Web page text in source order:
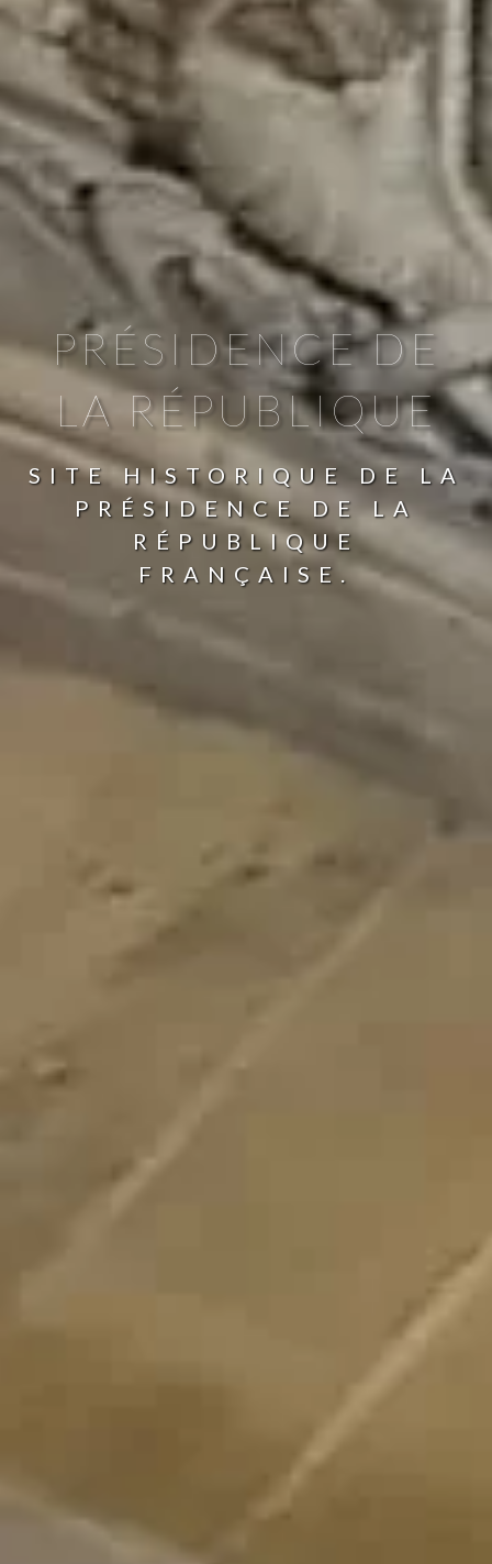
PRÉSIDENCE DE
LA RÉPUBLIQUE
SITE HISTORIQUE DE LA
PRÉSIDENCE DE LA
RÉPUBLIQUE
FRANÇAISE.